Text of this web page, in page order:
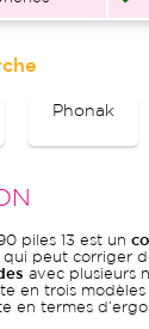
Phonak
piles 13 est un
qui peut corriger
avec plusieurs
en trois
en termes